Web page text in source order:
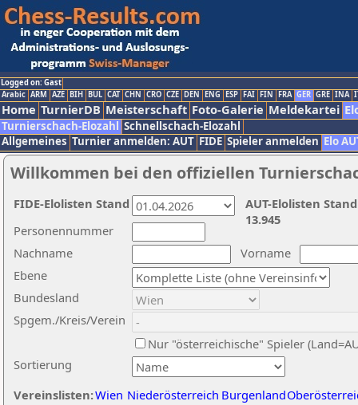
Logged on: Gast
Arabic ARM AZE BIH BUL CAT CHN CRO CZE DEN ENG ESP FAI FIN FRA GER GRE INA
Home TurnierDB Meisterschaft Foto-Galerie Meldekartei
Turnierschach-Elozahl Schnellschach-Elozahl
Allgemeines Turnier anmelden: AUT FIDE Spieler anmelden Elo
Willkommen bei den offiziellen
Nachname
Vorname
Ebene
Sortierung
Personennummer
Bundesland
Spgem./Kreis/Verein
Nur "österreichische" Spieler
Vereinslisten:Wien Niederösterreich Burgenland
AUT-Elolisten
13.945
FIDE-Elolisten Stand